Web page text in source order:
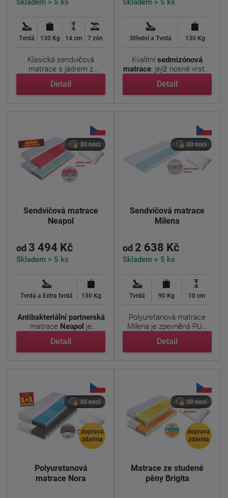
Skladem > 5 ks
Tvrdá 130 Kg 14 cm 7 zón
Klasická sendvičová
matrace s jádrem z
Detail
Skladem > 5 ks
Střední a Tvrdá 130 Kg
Kvalitnísedmizónová
matrace, jejíž nosné vrstvy
Detail
30 nocí
Sendvičová matrace
Neapol
od 3 494 Kč
Skladem > 5 ks
Tvrdá a Extra tvrdá 130 Kg
Antibakteriální partnerská
matrace Neapol je
Detail
30 nocí
Sendvičová matrace
Milena
od 2 638 Kč
Skladem > 5 ks
Tvrdá 90 Kg 10 cm
Polyuretanová matrace
Milena je zpevněná PUR
Detail
doprava
zdarma
30 nocí
Polyuretanová
matrace Nora
doprava
zdarma
30 nocí
Matrace ze studené
pěny Brigita